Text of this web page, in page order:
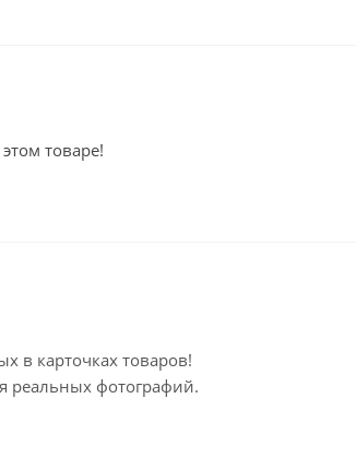
товаре!
в карточках товаров!
реальных фотографий.